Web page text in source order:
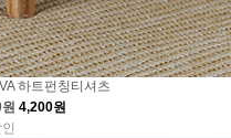
하트펀칭티셔츠
4,200원